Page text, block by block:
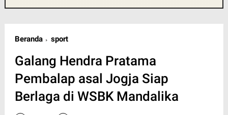
Beranda sport
Galang Hendra Pratama
Pembalap asal Jogja Siap
Berlaga di WSBK Mandalika